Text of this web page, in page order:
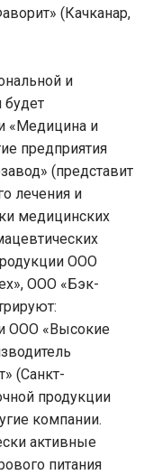
(Качканар,
и
«Медицина и
предприятия
(представит
лечения и
медицинских
ООО
ООО «Бэк-
ООО «Высокие
(Санкт-
продукции
компании.
активные
питания